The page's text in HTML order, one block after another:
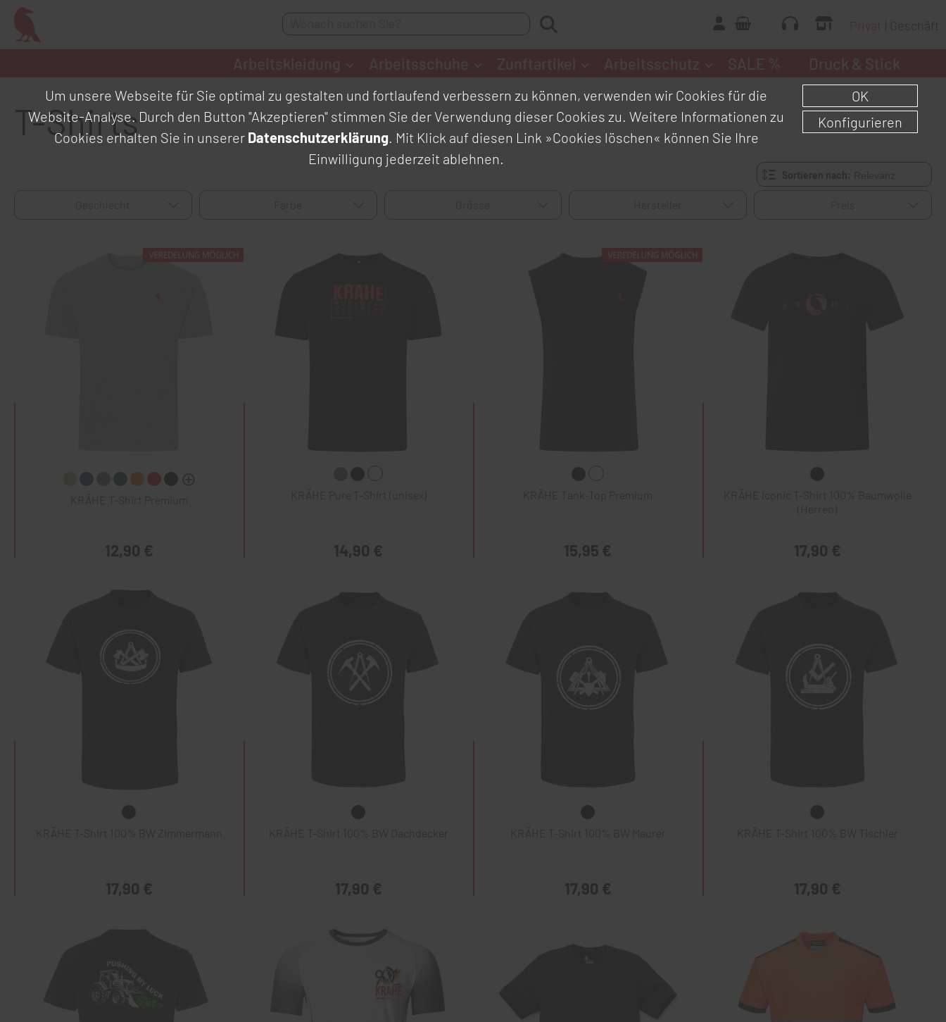
Geschäft
T-Shirts
KRÄHE T-Shirt Premium
12,90 €
KRÄHE Pure T-Shirt (unisex)
14,90 €
KRÄHE Tank-Top Premium
15,95 €
KRÄHE Iconic T-Shirt 100% Baumwolle
(Herren)
17,90 €
KRÄHE T-Shirt 100% BW Zimmermann
17,90 €
KRÄHE T-Shirt 100% BW Dachdecker
17,90 €
KRÄHE T-Shirt 100% BW Maurer
17,90 €
KRÄHE T-Shirt 100% BW Tischler
17,90 €
Um unsere Webseite für Sie optimal zu gestalten und fortlaufend verbessern zu können, verwenden wir Cookies für die
Website-Analyse. Durch den Button "Akzeptieren" stimmen Sie der Verwendung dieser Cookies zu. Weitere Informationen zu
Cookies erhalten Sie in unserer Datenschutzerklärung. Mit Klick auf diesen Link »Cookies löschen« können Sie Ihre
Einwilligung jederzeit ablehnen.
OK
Konfigurieren